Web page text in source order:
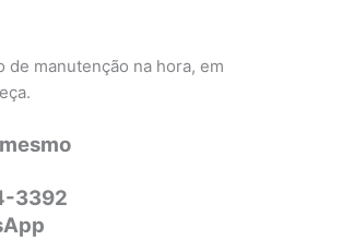
manutenção na hora, em
3392